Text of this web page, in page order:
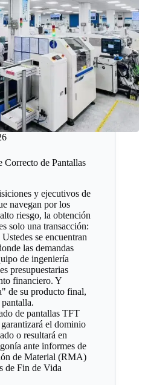
de Pantallas
y ejecutivos de
navegan por los
riesgo, la obtención
solo una transacción:
se encuentran
las demandas
de ingeniería
presupuestarias
financiero. Y
de su producto final,
de pantallas TFT
el dominio
o resultará en
ante informes de
de Material (RMA)
de Fin de Vida